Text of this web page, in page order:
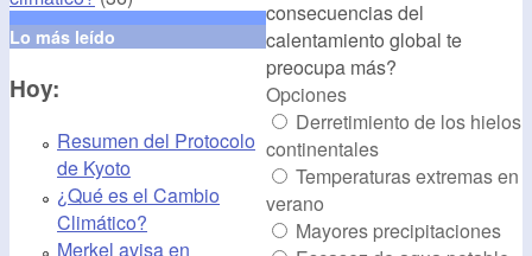
Lo más leído
Hoy:
Resumen del Protocolo
de Kyoto
¿Qué es el Cambio
Climático?
Merkel avisa en
/></a>
consecuencias del
calentamiento global te
preocupa más?
Opciones
Derretimiento de los hielos
continentales
Temperaturas extremas en
verano
Mayores precipitaciones